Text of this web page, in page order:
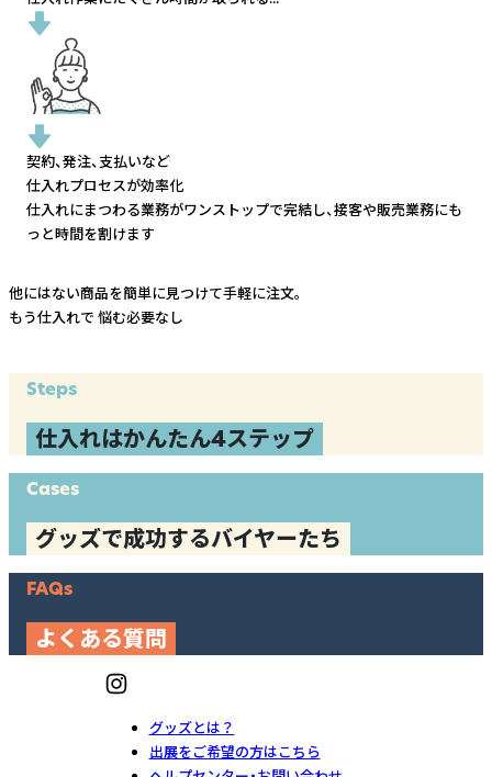
契約、発注、支払いなど
仕入れプロセスが効率化
仕入れにまつわる業務がワンストップで完結し、接客や販売業務にも
っと時間を割けます
他にはない商品を簡単に見つけて手軽に注文。
もう仕入れで 悩む必要なし
Steps
仕入れはかんたん4ステップ
Cases
グッズで成功するバイヤーたち
FAQs
よくある質問
グッズとは？
出展をご希望の方はこちら